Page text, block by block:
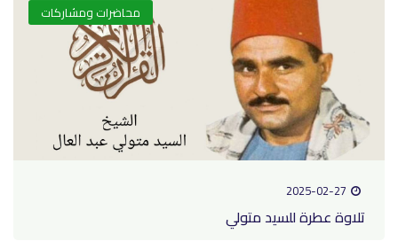
محاضرات ومشاركات
2025-02-27
تلاوة عطرة للسيد متولي